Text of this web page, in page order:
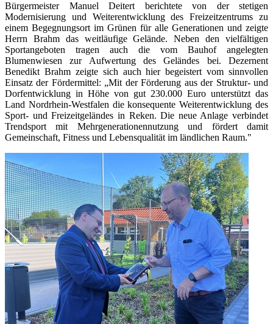
Bürgermeister Manuel Deitert berichtete von der stetigen
Modernisierung und Weiterentwicklung des Freizeitzentrums zu
einem Begegnungsort im Grünen für alle Generationen und zeigte
Herrn Brahm das weitläufige Gelände. Neben den vielfältigen
Sportangeboten tragen auch die vom Bauhof angelegten
Blumenwiesen zur Aufwertung des Geländes bei. Dezernent
Benedikt Brahm zeigte sich auch hier begeistert vom sinnvollen
Einsatz der Fördermittel: „Mit der Förderung aus der Struktur- und
Dorfentwicklung in Höhe von gut 230.000 Euro unterstützt das
Land Nordrhein-Westfalen die konsequente Weiterentwicklung des
Sport- und Freizeitgeländes in Reken. Die neue Anlage verbindet
Trendsport mit Mehrgenerationennutzung und fördert damit
Gemeinschaft, Fitness und Lebensqualität im ländlichen Raum."